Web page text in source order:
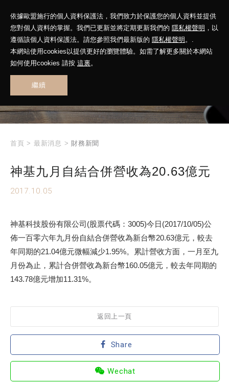
依據歐盟施行的個人資料保護法，我們致力於保護您的個人資料並提供
您對個人資料的掌握。我們已更新並將定期更新我們的 隱私權聲明 ，以
遵循該個人資料保護法。請您參照我們最新版的 隱私權聲明 。.
本網站使用cookies以提供更好的瀏覽體驗。如需了解更多關於本網站
如何使用cookies 請按 這裏。
繼續
WHAT'S NEW
首頁 > 最新消息 > 財務新聞
神基九月自結合併營收為20.63億元
2017.10.05
神基科技股份有限公司(股票代碼：3005)今日(2017/10/05)公
佈一百零六年九月份自結合併營收為新台幣20.63億元，較去
年同期的21.04億元微幅減少1.95%。累計營收方面，一月至九
月份為止，累計合併營收為新台幣160.05億元，較去年同期的
143.78億元增加11.31%。
返回上一頁
Share
Wechat